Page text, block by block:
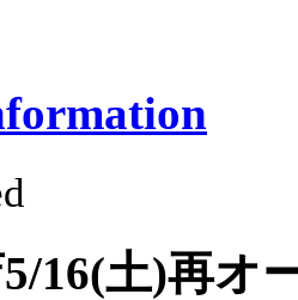
5/16(土)再オ